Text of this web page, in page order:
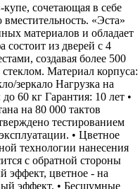
сочетающая в себе
«Эста»
материалов и обладает
из дверей с 4
создавая более 500
Материал корпуса:
зеркало Нагрузка на
60 кг Гарантия: 10 лет •
на 80 000 тактов
тестированием
• Цветное
технологии нанесения
с обратной стороны
эффект, цветное - на
эффект. • Бесшумные